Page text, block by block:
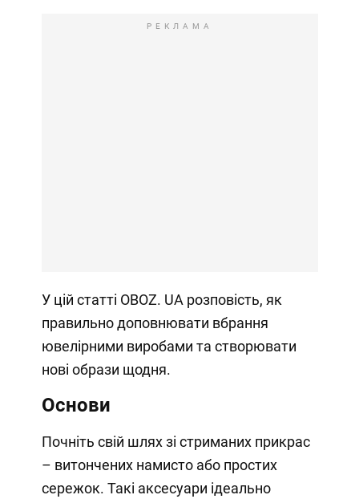
РЕКЛАМА
У цій статті OBOZ. UA розповість, як
правильно доповнювати вбрання
ювелірними виробами та створювати
нові образи щодня.
Основи
Почніть свій шлях зі стриманих прикрас
– витончених намисто або простих
сережок. Такі аксесуари ідеально